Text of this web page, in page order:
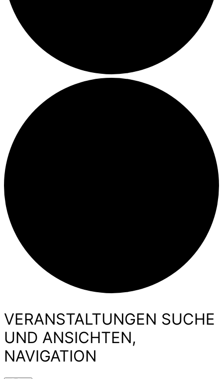
VERANSTALTUNGEN
VERANSTALTUNGEN SUCHE
UND ANSICHTEN,
NAVIGATION